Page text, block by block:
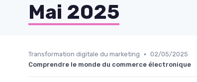
Mai 2025
Transformation digitale du marketing • 02/05/2025
Comprendre le monde du commerce électronique